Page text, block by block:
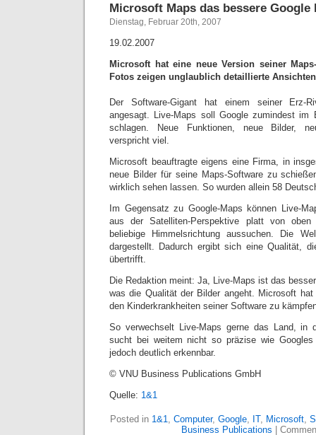
Microsoft Maps das bessere Google
Dienstag, Februar 20th, 2007
19.02.2007
Microsoft hat eine neue Version seiner
Fotos zeigen unglaublich detaillierte
Der Software-Gigant hat einem seiner Erz-
angesagt. Live-Maps soll Google zumindest im
schlagen. Neue Funktionen, neue Bilder,
verspricht viel.
Microsoft beauftragte eigens eine Firma, in
neue Bilder für seine Maps-Software zu
wirklich sehen lassen. So wurden allein 58
Im Gegensatz zu Google-Maps können Live-
aus der Satelliten-Perspektive platt von
beliebige Himmelsrichtung aussuchen. Die
dargestellt. Dadurch ergibt sich eine Qualität,
übertrifft.
Die Redaktion meint: Ja, Live-Maps ist das
was die Qualität der Bilder angeht. Microsoft
den Kinderkrankheiten seiner Software zu
So verwechselt Live-Maps gerne das Land, in
sucht bei weitem nicht so präzise wie
jedoch deutlich erkennbar.
© VNU Business Publications GmbH
Quelle: 1&1
Posted in 1&1, Computer, Google, IT, Microsoft,
Business Publications